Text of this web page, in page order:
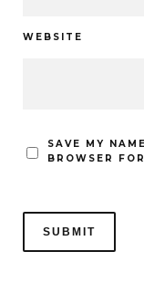
WEBSITE
SAVE MY
BROWSER